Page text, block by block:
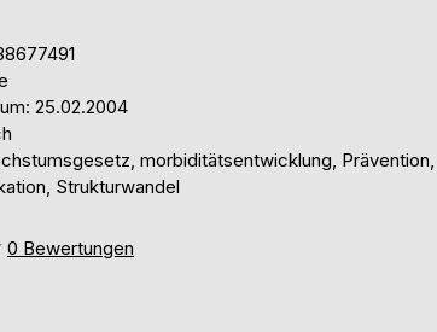
25.02.2004
morbiditätsentwicklung, Prävention,
Strukturwandel
0 Bewertungen